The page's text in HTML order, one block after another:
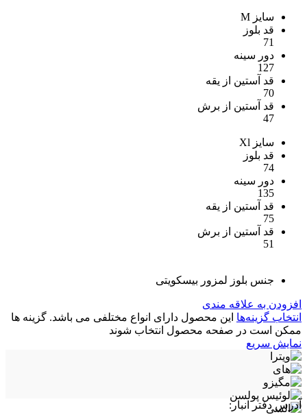
سایز M
قد بلوز
71
دور سینه
127
قد آستین از یقه
70
قد آستین از برش
47
سایز Xl
قد بلوز
74
دور سینه
135
قد آستین از یقه
75
قد آستین از برش
51
جنس بلوز لمزور بیسکویتی
افزودن به علاقه مندی
انتخاب گزینه‌ها این محصول دارای انواع مختلفی می باشد. گزینه ها
ممکن است در صفحه محصول انتخاب شوند
نمایش سریع
آدرس دفتر انبار: